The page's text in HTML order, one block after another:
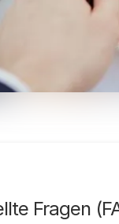
Fragen